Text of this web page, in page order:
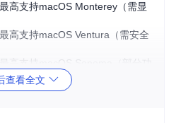
高支持macOS Monterey（需显
高支持macOS Ventura（需安全
高支持macOS Sonoma（部分功
查看全文